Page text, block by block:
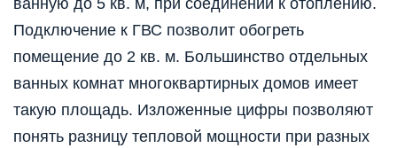
ванную до 5 кв. м, при соединении к отоплению.
Подключение к ГВС позволит обогреть
помещение до 2 кв. м. Большинство отдельных
ванных комнат многоквартирных домов имеет
такую площадь. Изложенные цифры позволяют
понять разницу тепловой мощности при разных